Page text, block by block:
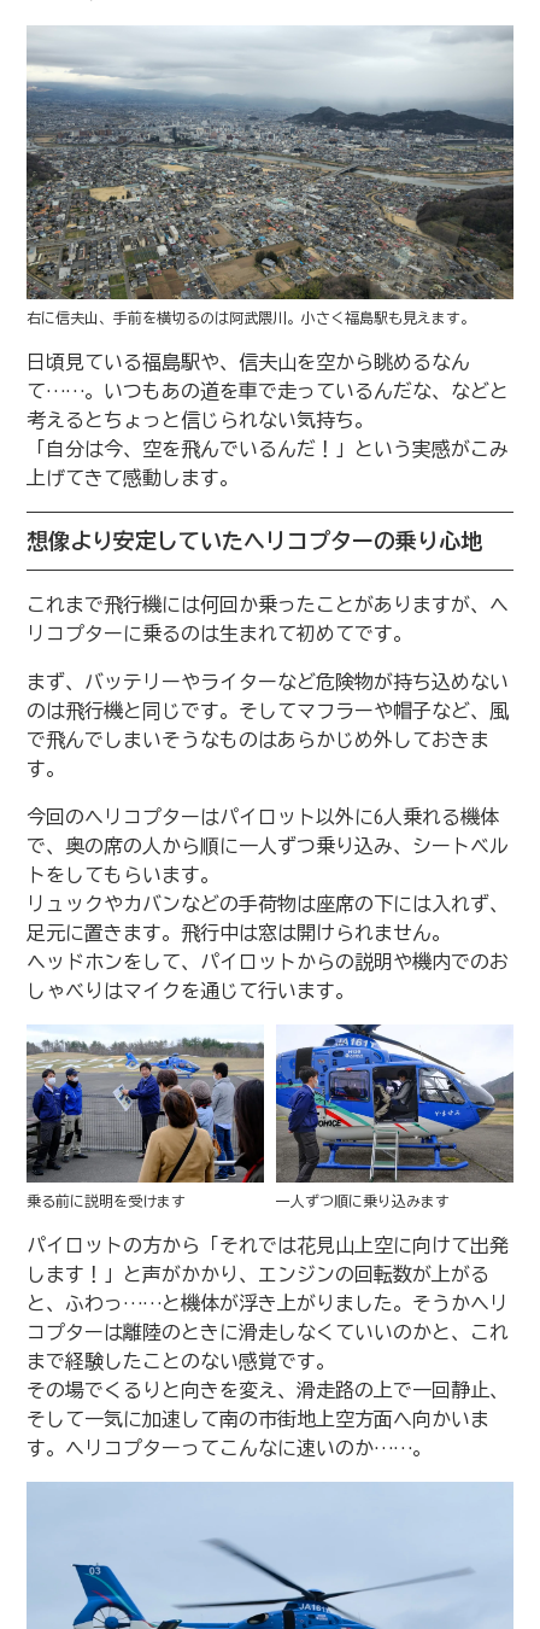
右に信夫山、手前を横切るのは阿武隈川。小さく福島駅も見えます。
日頃見ている福島駅や、信夫山を空から眺めるなん
て……。いつもあの道を車で走っているんだな、などと
考えるとちょっと信じられない気持ち。
「自分は今、空を飛んでいるんだ！」という実感がこみ
上げてきて感動します。
想像より安定していたヘリコプターの乗り心地
これまで飛行機には何回か乗ったことがありますが、ヘ
リコプターに乗るのは生まれて初めてです。
まず、バッテリーやライターなど危険物が持ち込めない
のは飛行機と同じです。そしてマフラーや帽子など、風
で飛んでしまいそうなものはあらかじめ外しておきま
す。
今回のヘリコプターはパイロット以外に6人乗れる機体
で、奥の席の人から順に一人ずつ乗り込み、シートベル
トをしてもらいます。
リュックやカバンなどの手荷物は座席の下には入れず、
足元に置きます。飛行中は窓は開けられません。
ヘッドホンをして、パイロットからの説明や機内でのお
しゃべりはマイクを通じて行います。
乗る前に説明を受けます 一人ずつ順に乗り込みます
パイロットの方から「それでは花見山上空に向けて出発
します！」と声がかかり、エンジンの回転数が上がる
と、ふわっ……と機体が浮き上がりました。そうかヘリ
コプターは離陸のときに滑走しなくていいのかと、これ
まで経験したことのない感覚です。
その場でくるりと向きを変え、滑走路の上で一回静止、
そして一気に加速して南の市街地上空方面へ向かいま
す。ヘリコプターってこんなに速いのか……。